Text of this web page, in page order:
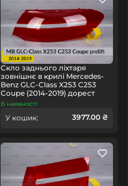
Скло заднього ліхтаря
зовнішнє в крилі Mercedes-
Benz GLC-Class X253 C253
Coupe (2014-2019) дорест
праве
В наявності
У кошик: 3977.00 ₴